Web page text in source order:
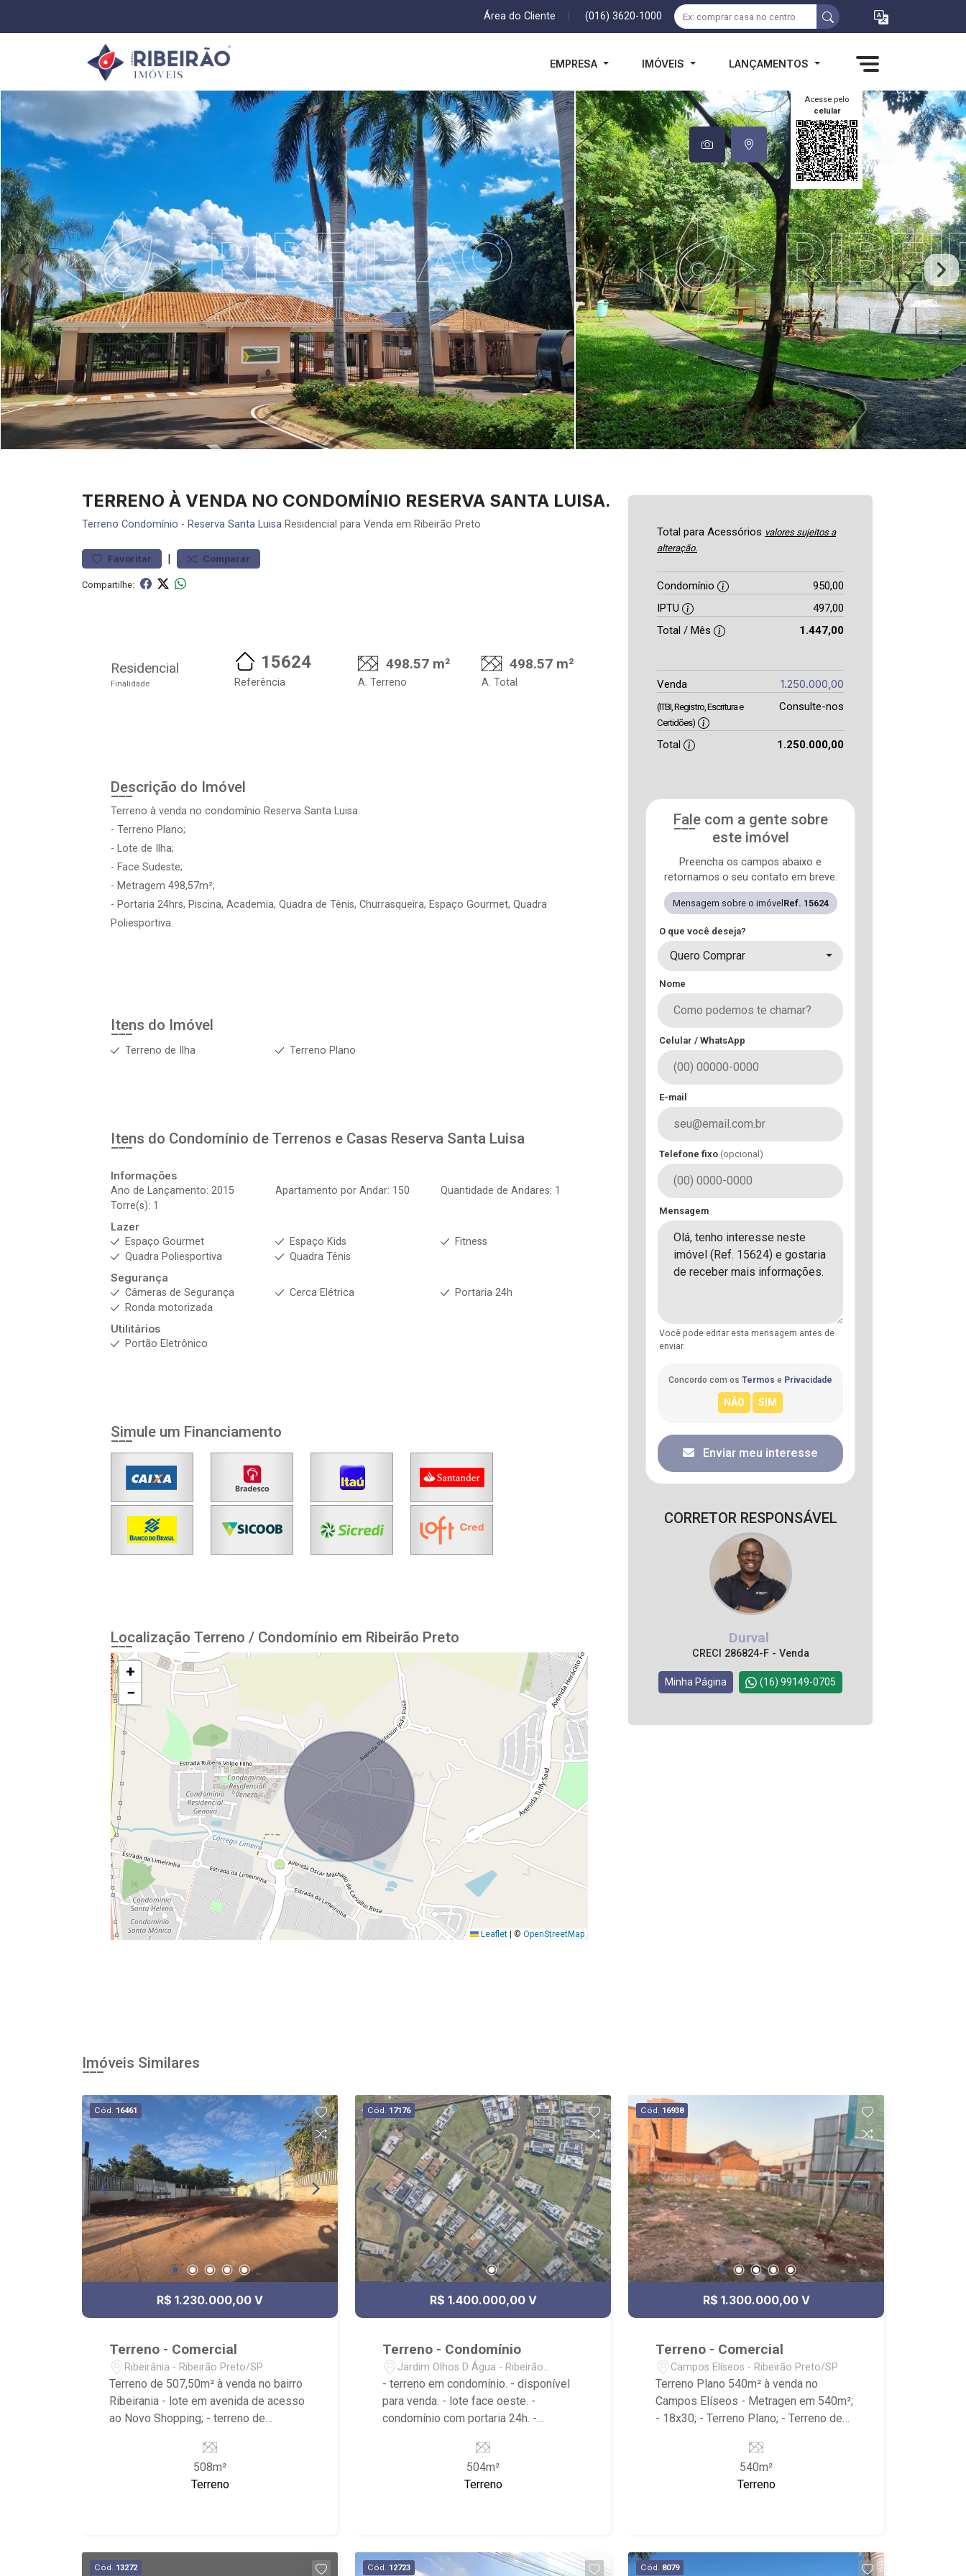
Área do Cliente (016) 3620-1000
EMPRESA IMÓVEIS LANÇAMENTOS
Acesse pelo
celular
TERRENO À VENDA NO CONDOMÍNIO RESERVA SANTA LUISA.
Terreno Condomínio - Reserva Santa Luisa Residencial para Venda em Ribeirão Preto
Favoritar | Comparar
Compartilhe:
Residencial
Finalidade
15624
Referência
498.57 m²
A. Terreno
498.57 m²
A. Total
Descrição do Imóvel
Terreno à venda no condomínio Reserva Santa Luisa.
- Terreno Plano;
- Lote de Ilha;
- Face Sudeste;
- Metragem 498,57m²;
- Portaria 24hrs, Piscina, Academia, Quadra de Tênis, Churrasqueira, Espaço Gourmet, Quadra
Poliesportiva.
Itens do Imóvel
Terreno de Ilha Terreno Plano
Itens do Condomínio de Terrenos e Casas Reserva Santa Luisa
Informações
Ano de Lançamento: 2015
Apartamento por Andar: 150
Quantidade de Andares: 1
Torre(s): 1
Lazer
Espaço Gourmet
Espaço Kids
Fitness
Quadra Poliesportiva
Quadra Tênis
Segurança
Câmeras de Segurança
Cerca Elétrica
Portaria 24h
Ronda motorizada
Utilitários
Portão Eletrônico
Simule um Financiamento
Localização Terreno / Condomínio em Ribeirão Preto
+
−
Leaflet © OpenStreetMap
Total para Acessórios valores sujeitos a
alteração.
Condomínio
950,00
IPTU
497,00
Total / Mês
1.447,00
Venda 1.250.000,00
(ITBI, Registro, Escritura e
Certidões)
Consulte-nos
Total 1.250.000,00
Fale com a gente sobre
este imóvel
Preencha os campos abaixo e
retornamos o seu contato em breve.
Mensagem sobre o imóvel Ref. 15624
O que você deseja?
Quero Comprar
Nome
Celular / WhatsApp
E-mail
Telefone fixo (opcional)
Mensagem
Você pode editar esta mensagem antes de
enviar.
Concordo com os Termos e Privacidade
Enviar meu interesse
CORRETOR RESPONSÁVEL
Durval
CRECI 286824-F - Venda
Minha Página (16) 99149-0705
Imóveis Similares
Cód. 16461
R$ 1.230.000,00 V
Terreno - Comercial
Ribeirânia - Ribeirão Preto/SP
Terreno de 507,50m² à venda no bairro
Ribeirania - lote em avenida de acesso
ao Novo Shopping; - terreno de
face sombra; - próximo ao Posto
Petrobras, Unaerp e Pacer Academia
508m²
Terreno
Cód. 17176
R$ 1.400.000,00 V
Terreno - Condomínio
Jardim Olhos D Água - Ribeirão
Preto/SP
- terreno em condomínio. - disponível
para venda. - lote face oeste. -
condomínio com portaria 24h. -
Fiusa. - próximo ao parque Olhos
Dagua. - terreno meio de quadra. - um
dos últimos lotes disponíveis.
504m²
Terreno
Cód. 16938
R$ 1.300.000,00 V
Terreno - Comercial
Campos Elíseos - Ribeirão Preto/SP
Terreno Plano 540m² à venda no
Campos Elíseos - Metragen em 540m²;
- 18x30; - Terreno Plano; - Terreno de
Unidade I - Sede, Av. Francisco
Junqueira e Hospital Santa Casa.
540m²
Terreno
Cód. 13272 Cód. 12723 Cód. 8079